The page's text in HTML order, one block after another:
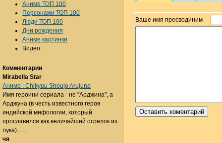
Ваше имя пресводиним
Аниме ТОП 100
Персонажи ТОП 100
Люди ТОП 100
Дни рождения
Аниме картинки
Видео
Комментарии
Mirabella Star
Аниме : Chikyuu Shoujo Arujuna
Имя героини сериала - не "Арджина", а
Арджуна (в честь известного героя
индийской мифологии, который
прославился как величайший стрелок из
лука).......
чя